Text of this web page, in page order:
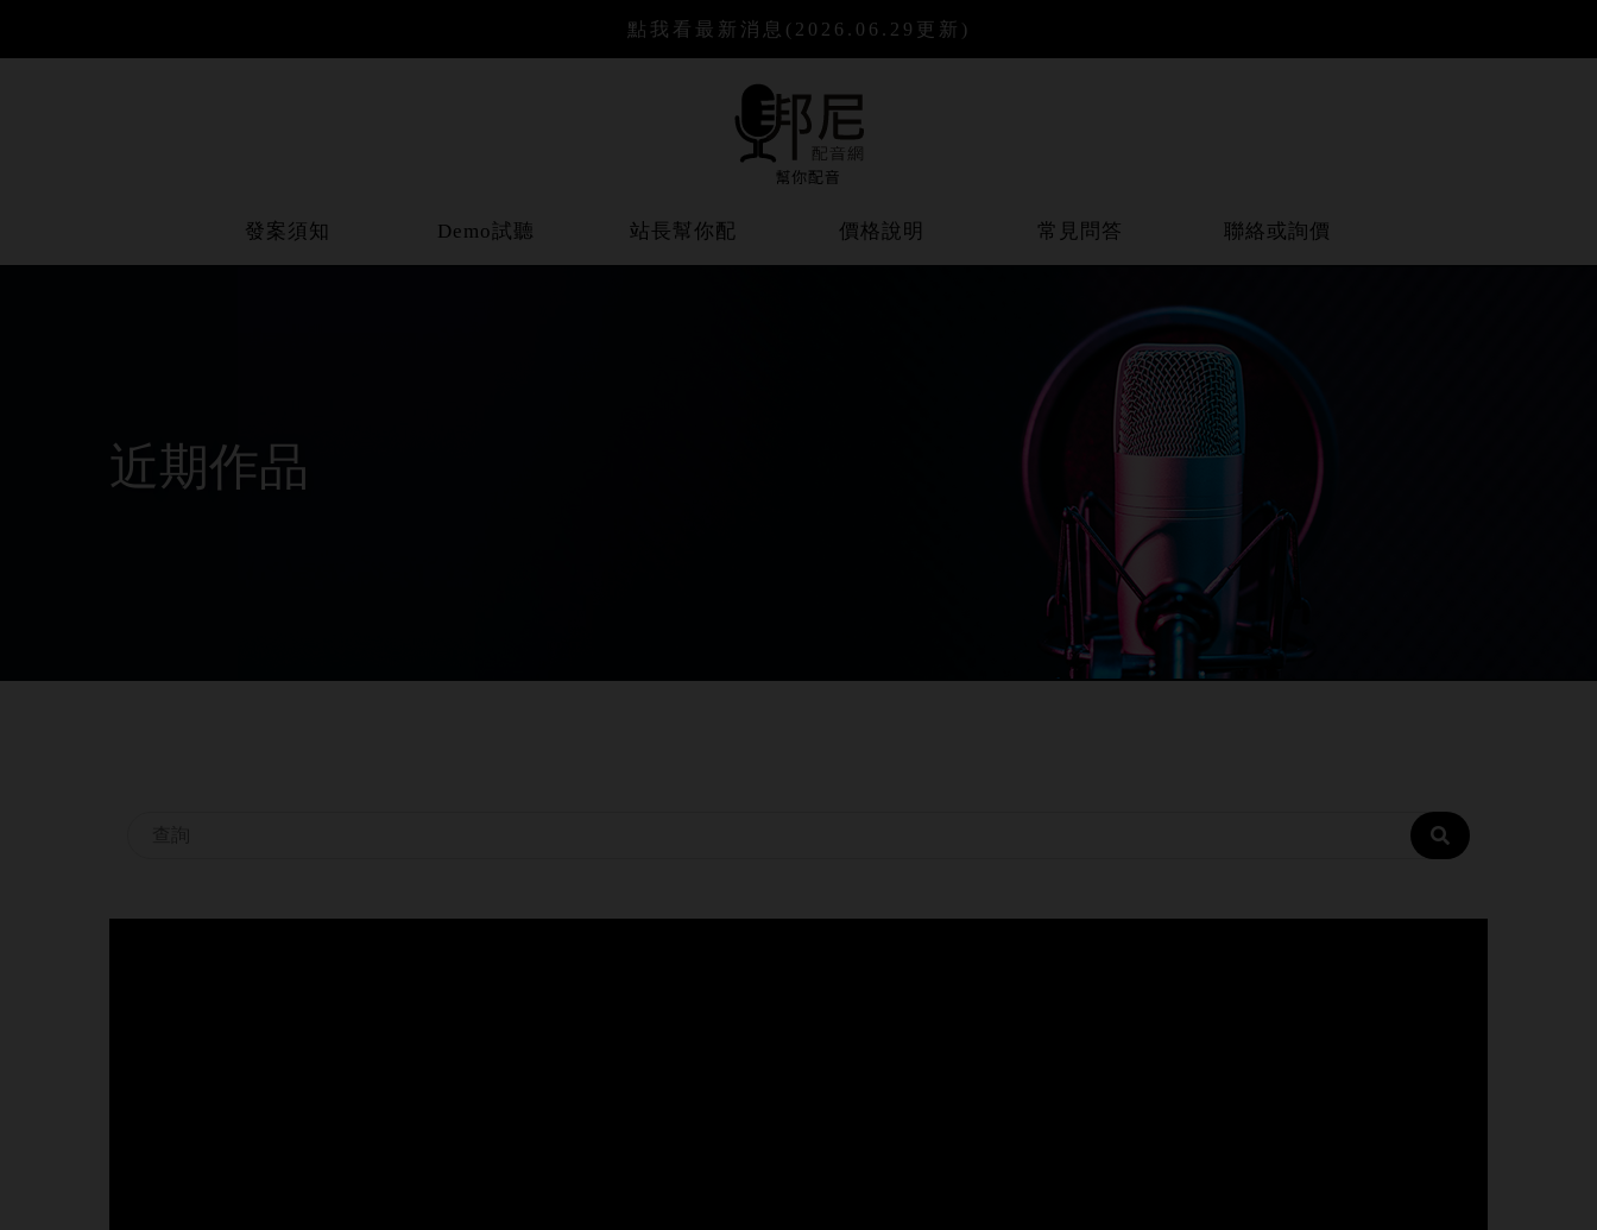
點我看最新消息 (2026.06.29更新)
發案須知 Demo試聽 站長幫你配 價格說明 常見問答 聯絡或詢價
近期作品